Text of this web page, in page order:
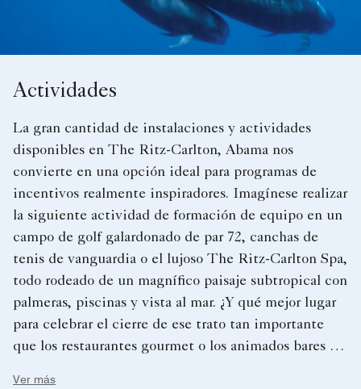
Actividades
La gran cantidad de instalaciones y actividades
disponibles en The Ritz-Carlton, Abama nos
convierte en una opción ideal para programas de
incentivos realmente inspiradores. Imagínese realizar
la siguiente actividad de formación de equipo en un
campo de golf galardonado de par 72, canchas de
tenis de vanguardia o el lujoso The Ritz-Carlton Spa,
todo rodeado de un magnífico paisaje subtropical con
palmeras, piscinas y vista al mar. ¿Y qué mejor lugar
para celebrar el cierre de ese trato tan importante
que los restaurantes gourmet o los animados bares de
Ver más